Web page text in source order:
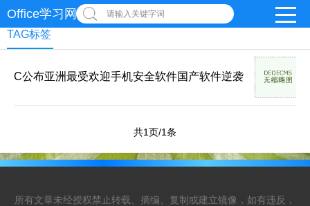
Office学习网 请输入关键字词
TAG标签
C公布亚洲最受欢迎手机安全软件国产软件逆袭
共1页/1条
所有文章未经授权禁止转载、摘编、复制或建立镜像，如有违反，